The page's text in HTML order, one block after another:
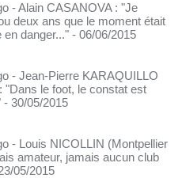
- Alain CASANOVA : "Je
deux ans que le moment était
danger..." - 06/06/2015
- Jean-Pierre KARAQUILLO
"Dans le foot, le constat est
- 30/05/2015
- Louis NICOLLIN (Montpellier
amateur, jamais aucun club
05/2015